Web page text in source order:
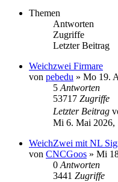
Themen
Antworten
Zugriffe
Letzter Beitrag
Weichzwei Firmare
von pebedu » Mo 19.
5 Antworten
53717 Zugriffe
Letzter Beitrag
Mi 6. Mai 2026,
WeichZwei mit NL
von CNCGoos » Mi
0 Antworten
3441 Zugriffe